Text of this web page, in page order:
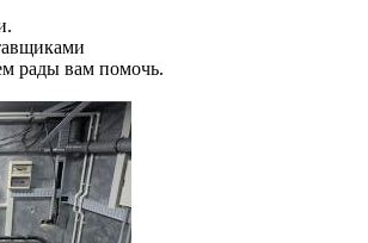
рады вам помочь.